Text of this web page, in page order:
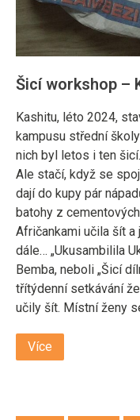
Šicí workshop –
Kashitu, léto 2024,
kampusu střední
nich byl letos i ten
Ale stačí, když se
dají do kupy pár
batohy z
Afričankami učila šít a
dále… „Ukusambilila
Bemba, neboli „Šicí
třítýdenní setkávání
učily šít. Místní ženy
Více